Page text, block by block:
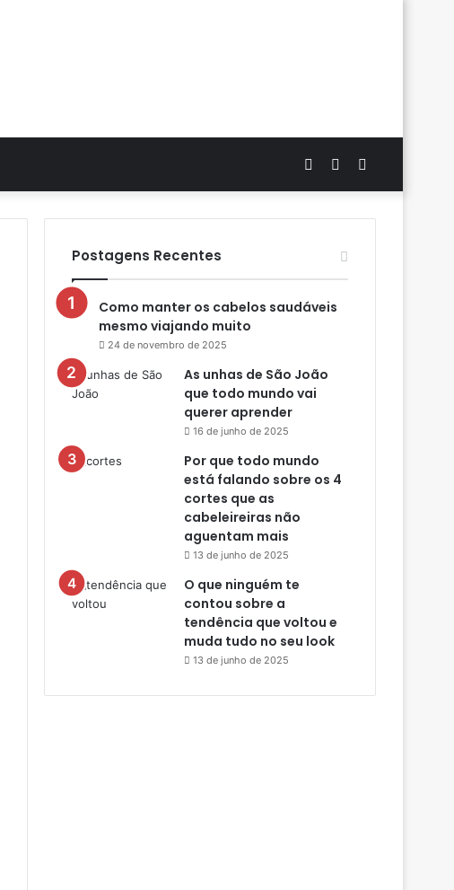
por
Switch
skin
Artigo
aleatório
Postagens Recentes
Como manter os cabelos saudáveis
mesmo viajando muito
24 de novembro de 2025
As unhas de São João
que todo mundo vai
querer aprender
16 de junho de 2025
Por que todo mundo
está falando sobre os 4
cortes que as
cabeleireiras não
aguentam mais
13 de junho de 2025
O que ninguém te
contou sobre a
tendência que voltou e
muda tudo no seu look
13 de junho de 2025